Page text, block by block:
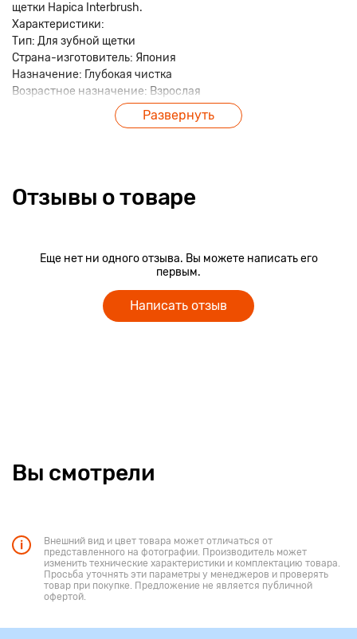
щетки Hapica Interbrush.
Характеристики:
Тип: Для зубной щетки
Страна-изготовитель: Япония
Назначение: Глубокая чистка
Возрастное назначение: Взрослая
Вид насадки: Для межзубных промежутков,
Ортодонтическая (для брекетов)
Развернуть
Отзывы о товаре
Еще нет ни одного отзыва. Вы можете написать его
первым.
Написать отзыв
Вы смотрели
Внешний вид и цвет товара может отличаться от
представленного на фотографии. Производитель может
изменить технические характеристики и комплектацию товара.
Просьба уточнять эти параметры у менеджеров и проверять
товар при покупке. Предложение не является публичной
офертой.